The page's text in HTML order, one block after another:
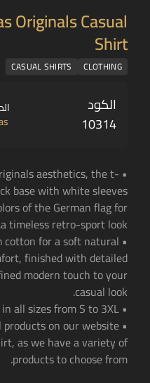
Originals Casual
Shirt
CLOTHING
CASUAL SHIRTS
الكود
10314
aesthetics, the t-
base with white sleeves
of the German flag for
a timeless retro-sport look.
cotton for a soft natural
finished with detailed
modern touch to your
casual look.
• Available in all sizes from S to 3XL.
products on our website
as we have a variety of
products to choose from.